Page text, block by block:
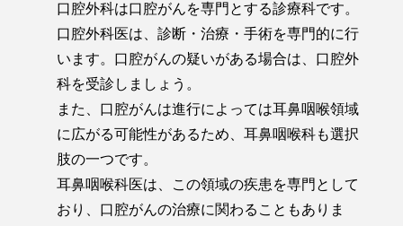
口腔外科は口腔がんを専門とする診療科です。
口腔外科医は、診断・治療・手術を専門的に行
います。口腔がんの疑いがある場合は、口腔外
科を受診しましょう。
また、口腔がんは進行によっては耳鼻咽喉領域
に広がる可能性があるため、耳鼻咽喉科も選択
肢の一つです。
耳鼻咽喉科医は、この領域の疾患を専門として
おり、口腔がんの治療に関わることもありま